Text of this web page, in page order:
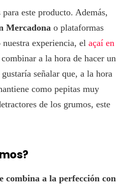
este producto. Además,
Mercadona o plataformas
experiencia, el açaí en
a la hora de hacer un
señalar que, a la hora
como pepitas muy
de los grumos, este
combina a la perfección con